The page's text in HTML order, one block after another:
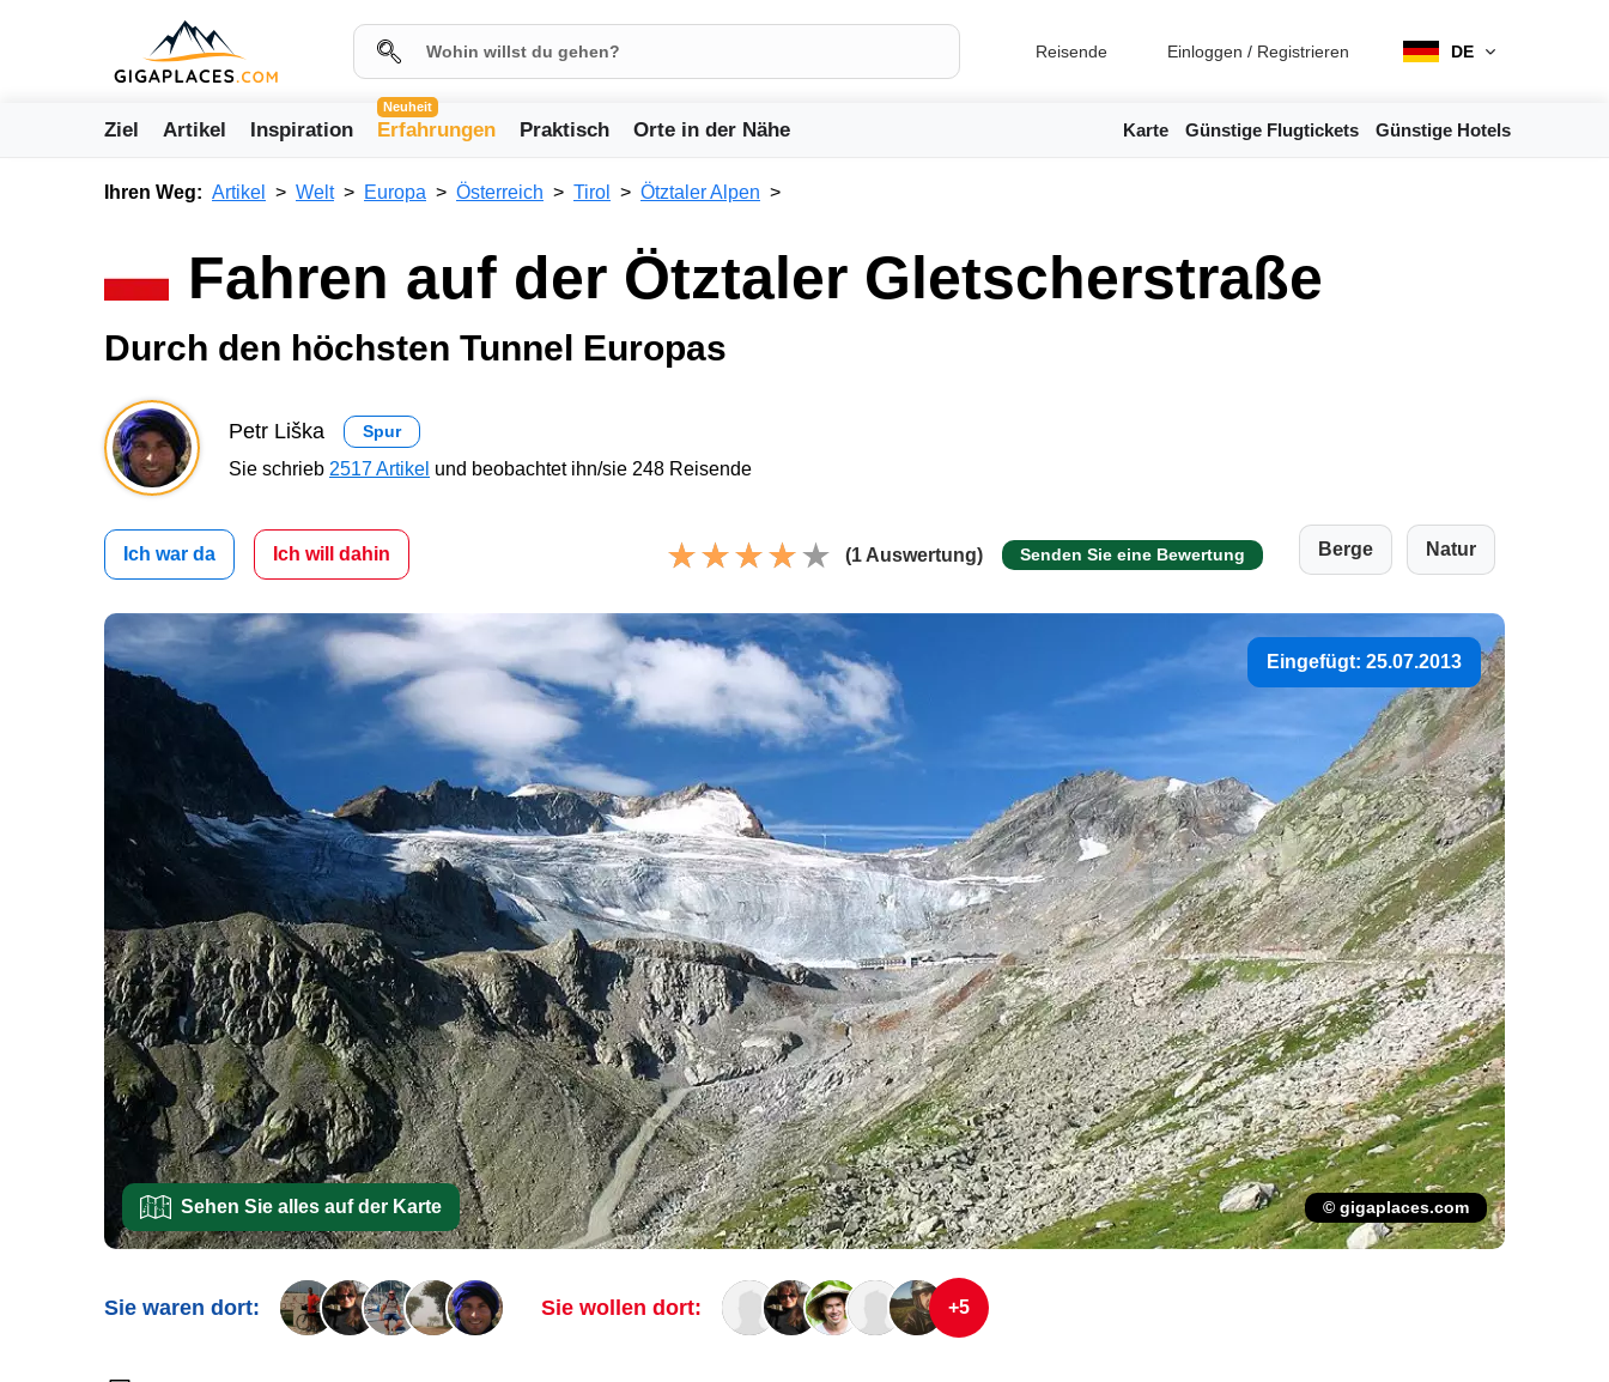
Reisende Einloggen / Registrieren DE
Ziel Artikel Inspiration
Neuheit
Erfahrungen Praktisch Orte in der Nähe Karte Günstige Flugtickets Günstige Hotels
Ihren Weg: Artikel Welt Europa Österreich Tirol Ötztaler Alpen
Fahren auf der Ötztaler Gletscherstraße
Durch den höchsten Tunnel Europas
Petr Liška Spur
Sie schrieb 2517 Artikel und beobachtet ihn/sie 248 Reisende
Ich war da Ich will dahin (1 Auswertung) Senden Sie eine Bewertung Berge Natur
Eingefügt: 25.07.2013
Sehen Sie alles auf der Karte © gigaplaces.com
Sie waren dort: Sie wollen dort: +5